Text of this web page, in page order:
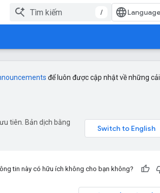
/
để luôn được cập nhật về những cải
tiên. Bản dịch bằng
tin này có hữu ích không cho bạn không?